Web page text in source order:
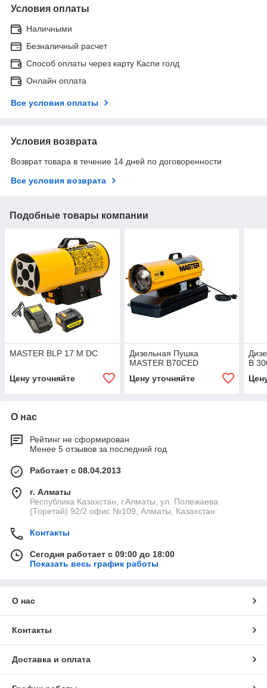
Условия оплаты
Наличными
Безналичный расчет
Способ оплаты через карту Каспи голд
Онлайн оплата
Все условия оплаты
Условия возврата
Возврат товара в течение 14 дней по договоренности
Все условия возврата
Подобные товары компании
MASTER BLP 17 M DC
Цену уточняйте
Дизельная Пушка
MASTER B70CED
Цену уточняйте
B
О нас
Рейтинг не сформирован
Менее 5 отзывов за последний год
Работает с 08.04.2013
г. Алматы
Республика Казахстан, г.Алматы, ул. Полежаева
(Торетай) 92/2 офис №109, Алматы, Казахстан
Контакты
Сегодня работает с 09:00 до 18:00
Показать весь график работы
О нас
Контакты
Доставка и оплата